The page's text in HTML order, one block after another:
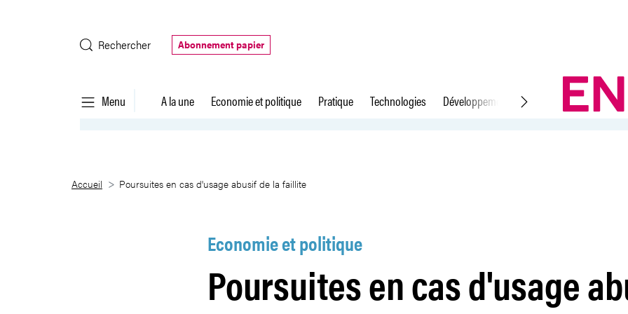
Rechercher
Abonnement papier
Menu A la une Economie et politique Pratique Technologies Développement durable Droit du travail
Poursuites en cas d&#39;usage abusif de la faillite
Accueil Poursuites en cas d'usage abusif de la faillite
Economie et politique
Poursuites en cas d'usage